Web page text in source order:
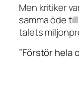
Men kritiker
samma öde
talets
”Förstör hela